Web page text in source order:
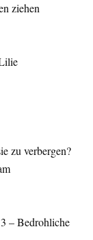
ziehen
zu verbergen?
– Bedrohliche